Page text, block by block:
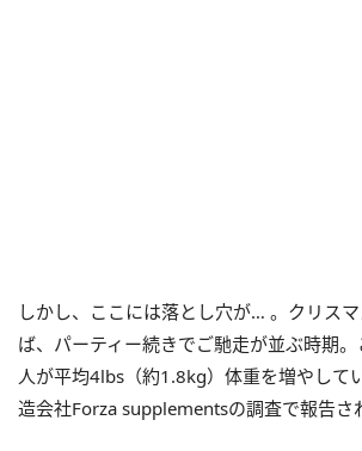
しかし、ここには落とし穴が… 。クリス
ば、パーティー続きでご馳走が並ぶ時期
人が平均4lbs（約1.8kg）体重を増やして
造会社Forza supplementsの調査で報告さ